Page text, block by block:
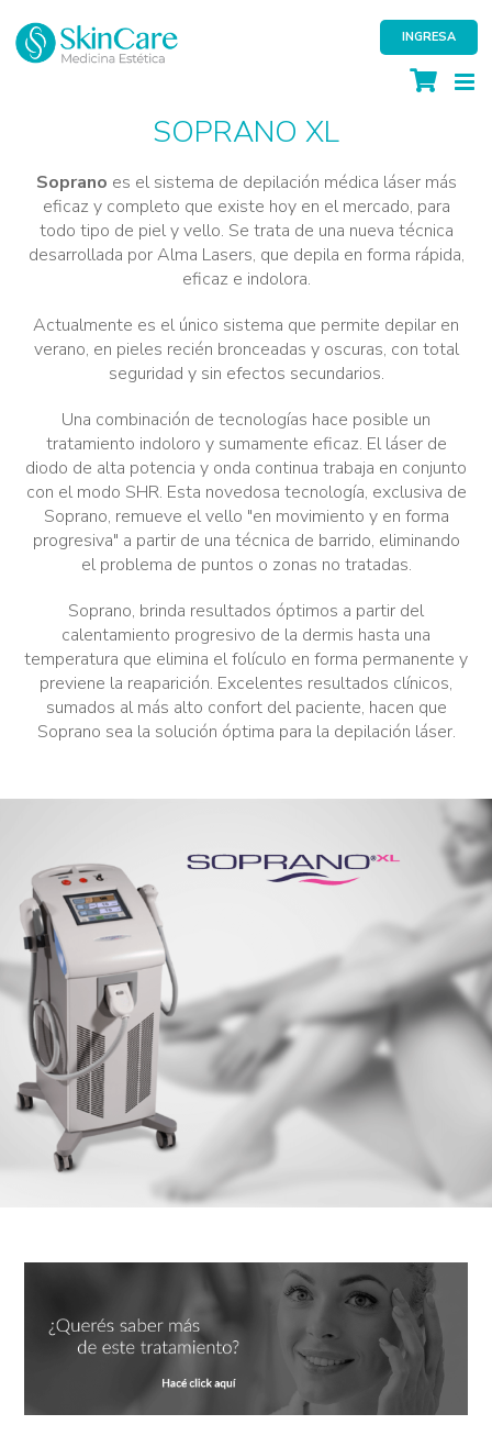
content
INGRESA
SOPRANO XL
Soprano es el sistema de depilación médica láser más
eficaz y completo que existe hoy en el mercado, para
todo tipo de piel y vello. Se trata de una nueva técnica
desarrollada por Alma Lasers, que depila en forma rápida,
eficaz e indolora.
Actualmente es el único sistema que permite depilar en
verano, en pieles recién bronceadas y oscuras, con total
seguridad y sin efectos secundarios.
Una combinación de tecnologías hace posible un
tratamiento indoloro y sumamente eficaz. El láser de
diodo de alta potencia y onda continua trabaja en conjunto
con el modo SHR. Esta novedosa tecnología, exclusiva de
Soprano, remueve el vello "en movimiento y en forma
progresiva" a partir de una técnica de barrido, eliminando
el problema de puntos o zonas no tratadas.
Soprano, brinda resultados óptimos a partir del
calentamiento progresivo de la dermis hasta una
temperatura que elimina el folículo en forma permanente y
previene la reaparición. Excelentes resultados clínicos,
sumados al más alto confort del paciente, hacen que
Soprano sea la solución óptima para la depilación láser.